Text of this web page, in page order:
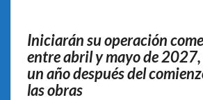
Iniciarán su operación
entre abril y mayo de 2027,
un año después del
las obras